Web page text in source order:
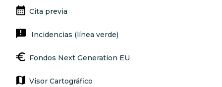
calendar_month Cita previa
announcement Incidencias (línea verde)
euro Fondos Next Generation EU
map Visor Cartográfico